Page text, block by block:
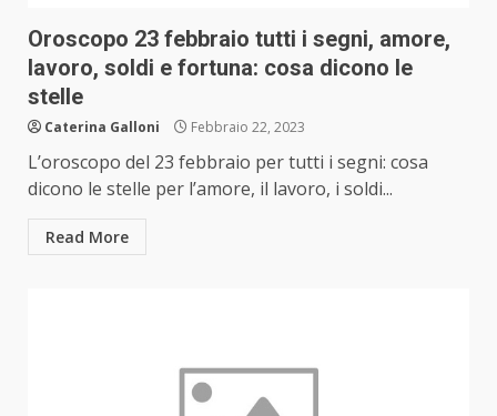
Oroscopo 23 febbraio tutti i segni, amore,
lavoro, soldi e fortuna: cosa dicono le
stelle
Caterina Galloni Febbraio 22, 2023
L’oroscopo del 23 febbraio per tutti i segni: cosa
dicono le stelle per l’amore, il lavoro, i soldi...
Read More